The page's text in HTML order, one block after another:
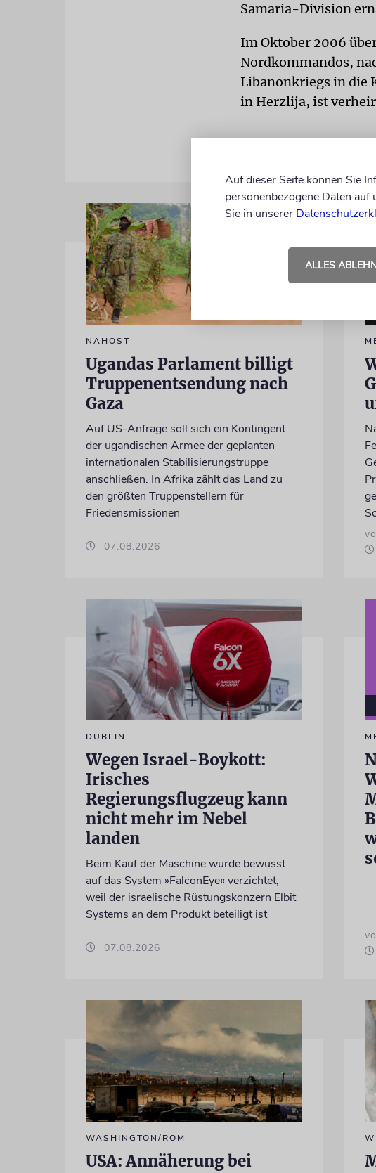
Samaria-Division
Im Oktober 2006
Nordkommandos,
Libanonkriegs in die
in Herzlija, ist
NAHOST
Ugandas Parlament billigt
Truppenentsendung nach
Gaza
Auf US-Anfrage soll sich ein Kontingent
der ugandischen Armee der geplanten
internationalen Stabilisierungstruppe
anschließen. In Afrika zählt das Land zu
den größten Truppenstellern für
Friedensmissionen
07.08.2026
DUBLIN
Wegen Israel-Boykott:
Irisches
Regierungsflugzeug kann
nicht mehr im Nebel
landen
Beim Kauf der Maschine wurde bewusst
auf das System »FalconEye« verzichtet,
weil der israelische Rüstungskonzern Elbit
Systems an dem Produkt beteiligt ist
07.08.2026
WASHINGTON/ROM
USA: Annäherung bei
Auf dieser Seite können Sie
personenbezogene Daten
Sie in unserer
ALLES